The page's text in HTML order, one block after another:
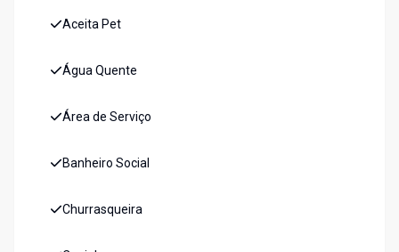
Aceita Pet
Água Quente
Área de Serviço
Banheiro Social
Churrasqueira